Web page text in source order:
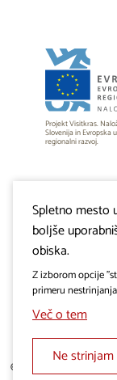
Projekt Visitkras.
Slovenija in Evropska
regionalni razvoj.
© 2019 - 2026
Spletno mesto
boljše
obiska.
Z izborom opcije
primeru
Več o tem
Ne